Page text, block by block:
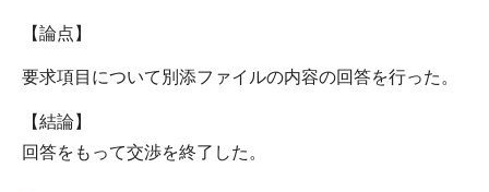
【論点】
要求項目について別添ファイルの内容の回答を行った。
【結論】
回答をもって交渉を終了した。